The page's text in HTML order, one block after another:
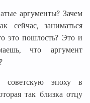
аргументы? Зачем
сейчас, заниматься
это пошлость? Это и
что аргумент
эпоху в
так близка отцу